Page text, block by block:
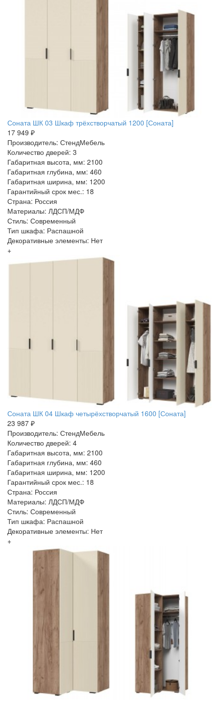
Соната ШК 03 Шкаф трёхстворчатый 1200 [Соната]
17 949 ₽
Производитель: СтендМебель
Количество дверей: 3
Габаритная высота, мм: 2100
Габаритная глубина, мм: 460
Габаритная ширина, мм: 1200
Гарантийный срок мес.: 18
Страна: Россия
Материалы: ЛДСП/МДФ
Стиль: Современный
Тип шкафа: Распашной
Декоративные элементы: Нет
+
Соната ШК 04 Шкаф четырёхстворчатый 1600 [Соната]
23 987 ₽
Производитель: СтендМебель
Количество дверей: 4
Габаритная высота, мм: 2100
Габаритная глубина, мм: 460
Габаритная ширина, мм: 1200
Гарантийный срок мес.: 18
Страна: Россия
Материалы: ЛДСП/МДФ
Стиль: Современный
Тип шкафа: Распашной
Декоративные элементы: Нет
+